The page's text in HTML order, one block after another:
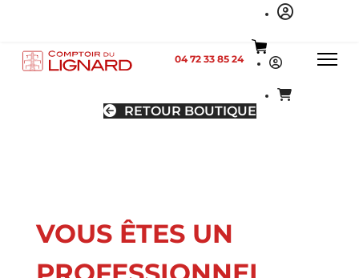
04 72 33 85 24
RETOUR BOUTIQUE
VOUS ÊTES UN